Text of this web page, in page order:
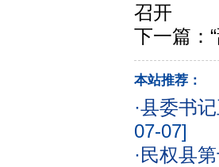
召开
下一篇：
本站推荐：
·县委书
07-07]
·民权县